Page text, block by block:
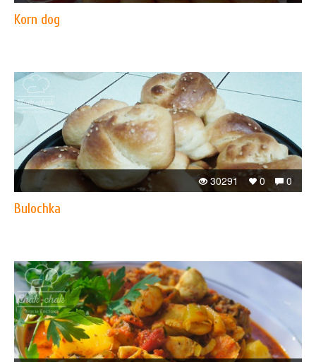
Korn dog
0
0
30291
Bulochka